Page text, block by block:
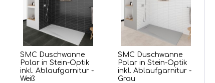
SMC Duschwanne
Polar in Stein-Optik
inkl. Ablaufgarnitur -
Weiß
SMC Duschwanne
Polar in Stein-Optik
inkl. Ablaufgarnitur -
Grau